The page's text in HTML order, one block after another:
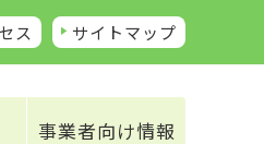
ス サイトマップ
事業者向け情報